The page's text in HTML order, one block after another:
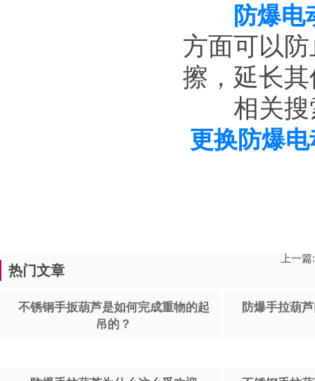
防爆电
方面可以
擦，延长
相关搜
更换防爆
上一篇:
热门文章
不锈钢手扳葫芦是如何完成重物的起
吊的？
防爆手拉葫